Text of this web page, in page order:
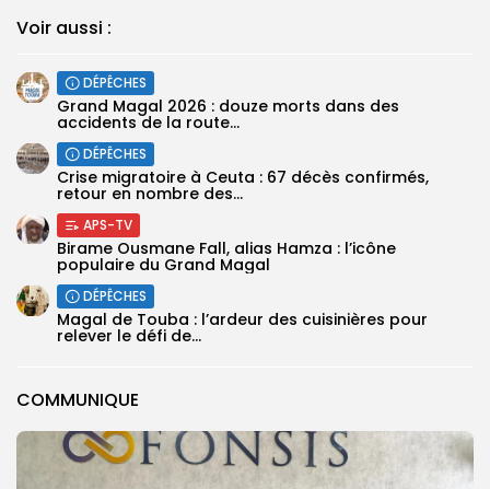
COMMUNIQUE
Voir aussi :
DÉPÊCHES
Grand Magal 2026 : douze morts dans des
accidents de la route...
DÉPÊCHES
Crise migratoire à Ceuta : 67 décès confirmés,
retour en nombre des...
APS-TV
Birame Ousmane Fall, alias Hamza : l’icône
populaire du Grand Magal
DÉPÊCHES
Magal de Touba : l’ardeur des cuisinières pour
relever le défi de...